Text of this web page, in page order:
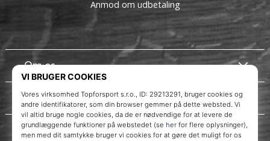
Om os
Kundeservice
Anmod om udbetaling